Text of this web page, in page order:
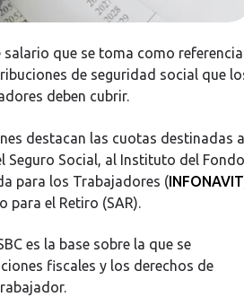
salario que se toma como referencia
de seguridad social que
deben cubrir.
destacan las cuotas destinadas
Seguro Social, al Instituto del Fondo
para los Trabajadores (INFONAVIT
para el Retiro (SAR).
es la base sobre la que se
fiscales y los derechos de